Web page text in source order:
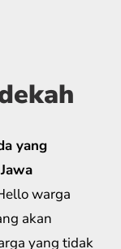
yang
warga
akan
yang tidak